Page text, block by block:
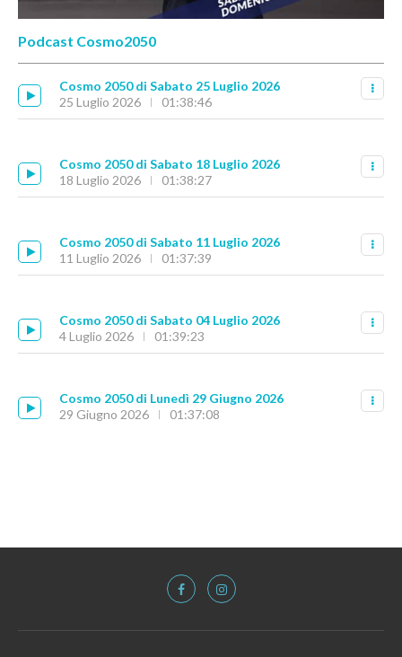
Podcast Cosmo2050
Cosmo 2050 di Sabato 25 Luglio 2026
25 Luglio 2026
01:38:46
Cosmo 2050 di Sabato 18 Luglio 2026
18 Luglio 2026
01:38:27
Cosmo 2050 di Sabato 11 Luglio 2026
11 Luglio 2026
01:37:39
Cosmo 2050 di Sabato 04 Luglio 2026
4 Luglio 2026
01:39:23
Cosmo 2050 di Lunedì 29 Giugno 2026
29 Giugno 2026
01:37:08